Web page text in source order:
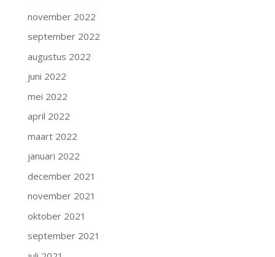
november 2022
september 2022
augustus 2022
juni 2022
mei 2022
april 2022
maart 2022
januari 2022
december 2021
november 2021
oktober 2021
september 2021